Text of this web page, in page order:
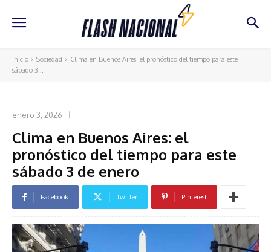
Inicio Sociedad
Clima en Buenos Aires: el pronóstico del tiempo para este
sábado 3...
enero 3, 2026
Clima en Buenos Aires: el
pronóstico del tiempo para este
sábado 3 de enero
Facebook Twitter Pinterest